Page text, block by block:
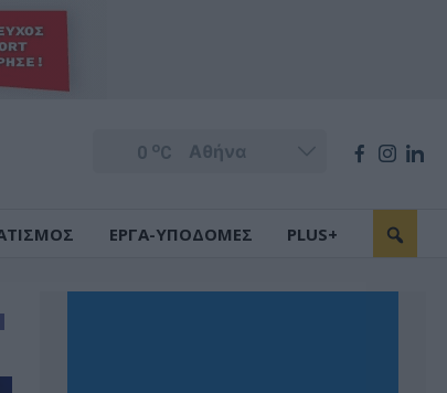
0 oC
ΕΡΓΑ-ΥΠΟΔΟΜΕΣ PLUS+